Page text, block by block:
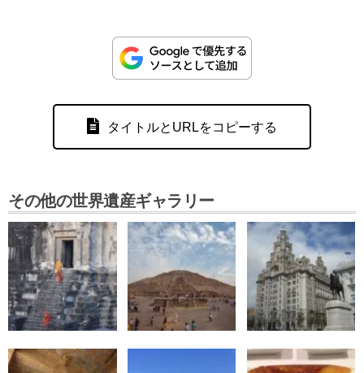
タイトルとURLをコピーする
その他の世界遺産ギャラリー